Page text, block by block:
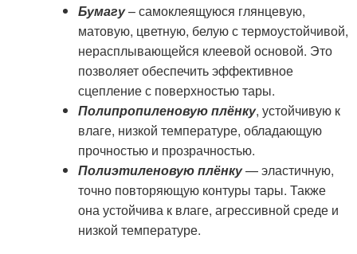
Бумагу– самоклеящуюся глянцевую,
матовую, цветную, белую с термоустойчивой,
нерасплывающейся клеевой основой. Это
позволяет обеспечить эффективное
сцепление с поверхностью тары.
Полипропиленовую плёнку, устойчивую к
влаге, низкой температуре, обладающую
прочностью и прозрачностью.
Полиэтиленовую плёнку— эластичную,
точно повторяющую контуры тары. Также
она устойчива к влаге, агрессивной среде и
низкой температуре.